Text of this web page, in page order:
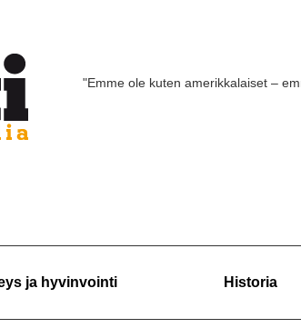
"Emme ole kuten amerikkalaiset –
ja hyvinvointi Historia